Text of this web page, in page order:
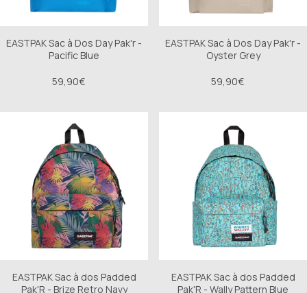
EASTPAK Sac à Dos Day Pak'r -
Pacific Blue
59,90€
EASTPAK Sac à Dos Day Pak'r -
Oyster Grey
59,90€
EASTPAK Sac à dos Padded
Pak'R - Brize Retro Navy
EASTPAK Sac à dos Padded
Pak'R - Wally Pattern Blue